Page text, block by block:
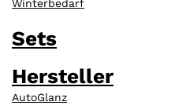
Winterbedarf
Sets
Hersteller
AutoGlanz